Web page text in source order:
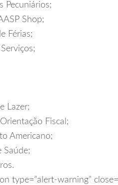
Pecuniários;
Shop;
Férias;
Lazer;
Fiscal;
Americano;
Saúde;
type=”alert-warning”